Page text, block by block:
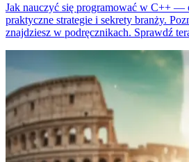
Jak nauczyć się programować w C++ —
praktyczne strategie i sekrety branży.
znajdziesz w podręcznikach. Sprawdź